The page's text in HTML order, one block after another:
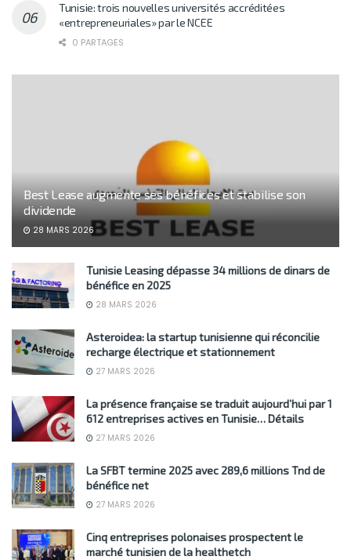
Tunisie: trois nouvelles universités accréditées
«entrepreneuriales» par le NCEE
0 PARTAGES
Best Lease augmente ses bénéfices et stabilise son
dividende
28 MARS 2026
Tunisie Leasing dépasse 34 millions de dinars de
bénéfice en 2025
28 MARS 2026
Asteroidea: la startup tunisienne qui réconcilie
recharge électrique et stationnement
27 MARS 2026
La présence française se traduit aujourd’hui par 1
612 entreprises actives en Tunisie… Détails
27 MARS 2026
La SFBT termine 2025 avec 289,6 millions Tnd de
bénéfice net
27 MARS 2026
Cinq entreprises polonaises prospectent le
marché tunisien de la healthetch